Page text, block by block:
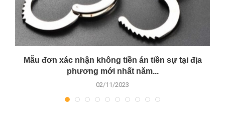
Mẫu đơn xác nhận không tiền án tiền sự tại địa
phương mới nhất năm...
02/11/2023